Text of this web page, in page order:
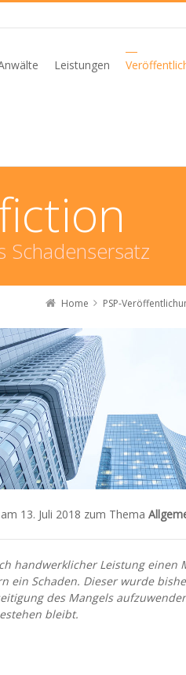
Leistungen
Schadensersatz
Home PSP-
am 13. Juli 2018 zum Thema
handwerklicher Leistung
ein Schaden. Dieser wurde
des Mangels
bleibt.